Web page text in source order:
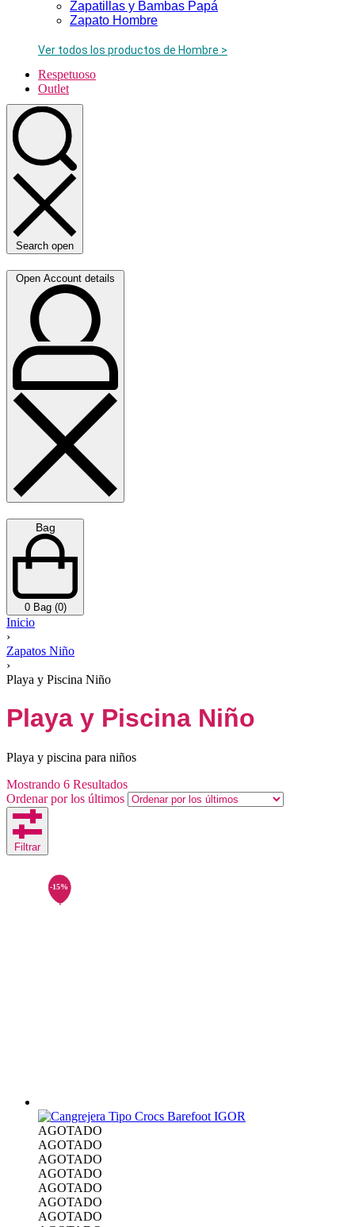
Zapatillas y Bambas Papá
Zapato Hombre
Ver todos los productos de Hombre >
Respetuoso
Outlet
Search open
Open Account details
Bag
0 Bag (0)
Inicio
›
Zapatos Niño
›
Playa y Piscina Niño
Playa y Piscina Niño
Playa y piscina para niños
Mostrando 6 Resultados
Ordenar por los últimos
Filtrar
AGOTADO
AGOTADO
AGOTADO
AGOTADO
AGOTADO
AGOTADO
AGOTADO